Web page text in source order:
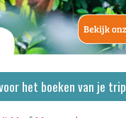
het boeken van je trip